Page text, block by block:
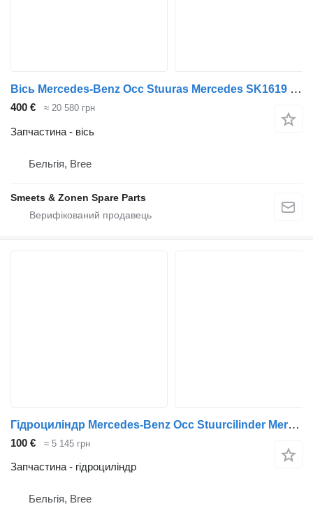
Вісь Mercedes-Benz Occ Stuuras Mercedes SK1619 до вантажівки
400 € ≈ 20 580 грн
Запчастина - вісь
Бельгія, Bree
Smeets & Zonen Spare Parts
Гідроциліндр Mercedes-Benz Occ Stuurcilinder Mercedes SK 3336 до вантажівки
100 € ≈ 5 145 грн
Запчастина - гідроциліндр
Бельгія, Bree